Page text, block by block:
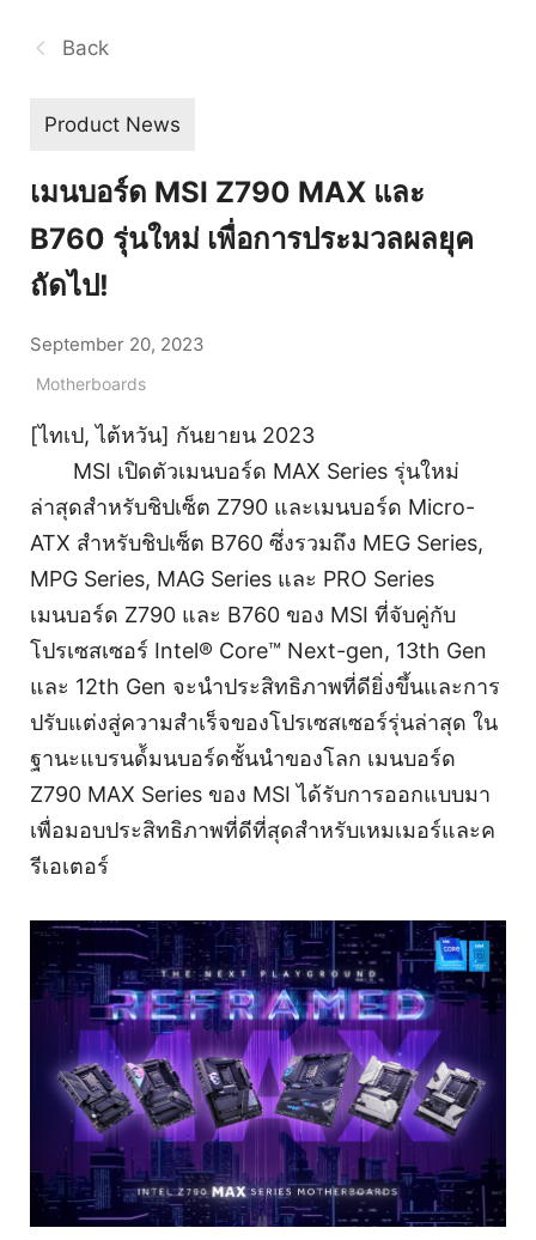
Back
Product News
เมนบอร์ด MSI Z790 MAX และ
B760 รุ่นใหม่ เพื่อการประมวลผลยุค
ถัดไป!
September 20, 2023
Motherboards
[ไทเป, ไต้หวัน] กันยายน 2023
MSI เปิดตัวเมนบอร์ด MAX Series รุ่นใหม่
ล่าสุดสำหรับชิปเซ็ต Z790 และเมนบอร์ด Micro-
ATX สำหรับชิปเซ็ต B760 ซึ่งรวมถึง MEG Series,
MPG Series, MAG Series และ PRO Series
เมนบอร์ด Z790 และ B760 ของ MSI ที่จับคู่กับ
โปรเซสเซอร์ Intel® Core™ Next-gen, 13th Gen
และ 12th Gen จะนำประสิทธิภาพที่ดียิ่งขึ้นและการ
ปรับแต่งสู่ความสำเร็จของโปรเซสเซอร์รุ่นล่าสุด ใน
ฐานะแบรนด์้มนบอร์ดชั้นนำของโลก เมนบอร์ด
Z790 MAX Series ของ MSI ได้รับการออกแบบมา
เพื่อมอบประสิทธิภาพที่ดีที่สุดสำหรับเหมเมอร์และค
รีเอเตอร์